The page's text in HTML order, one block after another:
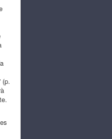
(p.